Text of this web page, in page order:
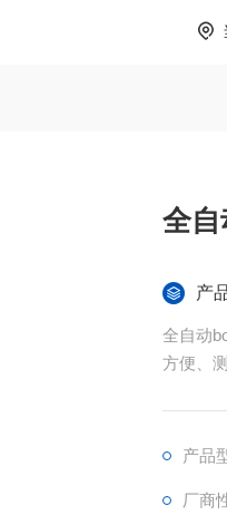
全
产
全自动
方便、
产品
厂商